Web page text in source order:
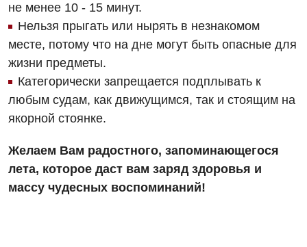
не менее 10 - 15 минут.
Нельзя прыгать или нырять в незнакомом
месте, потому что на дне могут быть опасные для
жизни предметы.
Категорически запрещается подплывать к
любым судам, как движущимся, так и стоящим на
якорной стоянке.
Желаем Вам радостного, запоминающегося
лета, которое даст вам заряд здоровья и
массу чудесных воспоминаний!